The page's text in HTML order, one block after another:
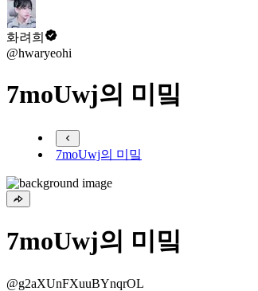
화려희
@hwaryeohi
7moUwj의 미밐
7moUwj의 미밐
7moUwj의 미밐
@g2aXUnFXuuBYnqrOL